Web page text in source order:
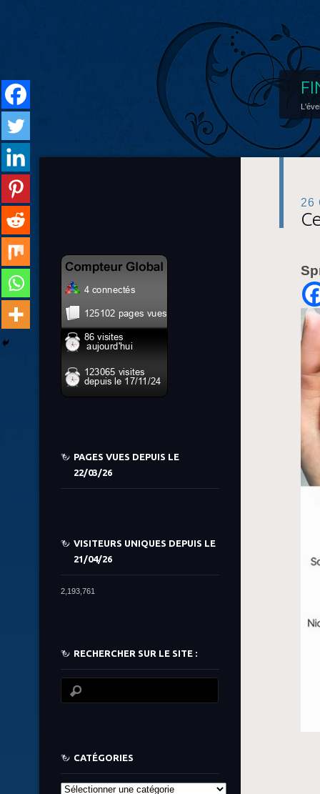
26
PAGES VUES DEPUIS LE
22/03/26
VISITEURS UNIQUES DEPUIS LE
21/04/26
2,193,761
RECHERCHER SUR LE SITE :
CATÉGORIES
Catégories